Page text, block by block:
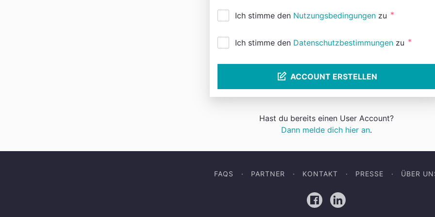
Ich stimme den Nutzungsbedingungen zu *
Ich stimme den Datenschutzbestimmungen zu *
ACCOUNT ERSTELLEN
Hast du bereits einen User Account?
Dann melde dich hier an.
FAQS PARTNER KONTAKT PRESSE ÜBER
FacebookLinkedIn